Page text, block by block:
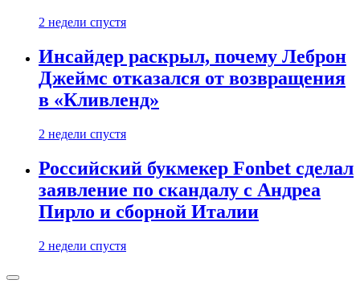
2 недели спустя
Инсайдер раскрыл, почему Леброн
Джеймс отказался от возвращения
в «Кливленд»
2 недели спустя
Российский букмекер Fonbet сделал
заявление по скандалу с Андреа
Пирло и сборной Италии
2 недели спустя